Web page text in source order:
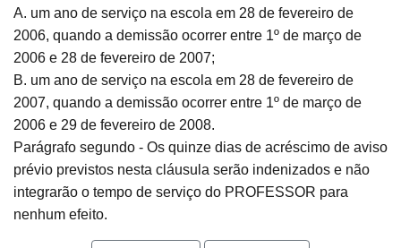
A. um ano de serviço na escola em 28 de fevereiro de
2006, quando a demissão ocorrer entre 1º de março de
2006 e 28 de fevereiro de 2007;
B. um ano de serviço na escola em 28 de fevereiro de
2007, quando a demissão ocorrer entre 1º de março de
2006 e 29 de fevereiro de 2008.
Parágrafo segundo - Os quinze dias de acréscimo de aviso
prévio previstos nesta cláusula serão indenizados e não
integrarão o tempo de serviço do PROFESSOR para
nenhum efeito.